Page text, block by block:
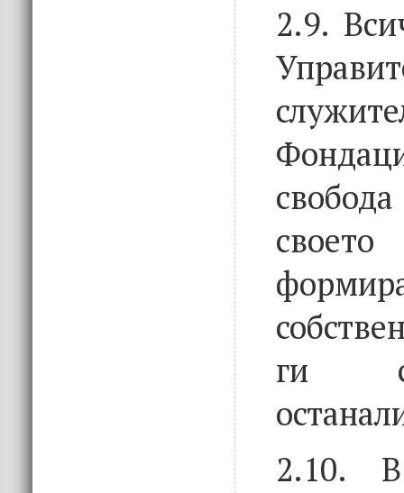
2.9.
ги
2.10. В